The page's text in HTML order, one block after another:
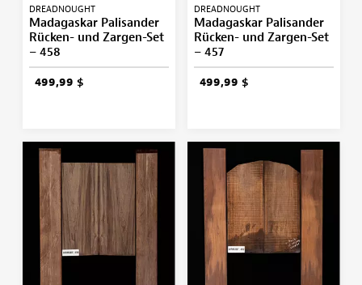
DREADNOUGHT
Madagaskar Palisander
Rücken- und Zargen-Set
– 458
499,99 $
DREADNOUGHT
Madagaskar Palisander
Rücken- und Zargen-Set
– 457
499,99 $